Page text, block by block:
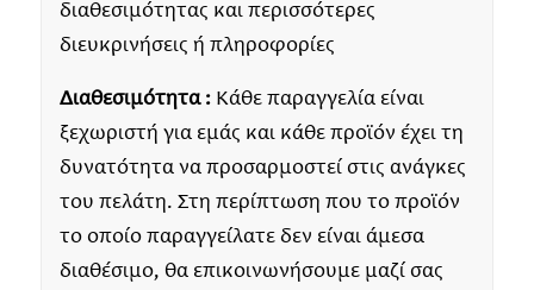
διαθεσιμότητας και περισσότερες
διευκρινήσεις ή πληροφορίες
Διαθεσιμότητα : Κάθε παραγγελία είναι
ξεχωριστή για εμάς και κάθε προϊόν έχει τη
δυνατότητα να προσαρμοστεί στις ανάγκες
του πελάτη. Στη περίπτωση που το προϊόν
το οποίο παραγγείλατε δεν είναι άμεσα
διαθέσιμο, θα επικοινωνήσουμε μαζί σας